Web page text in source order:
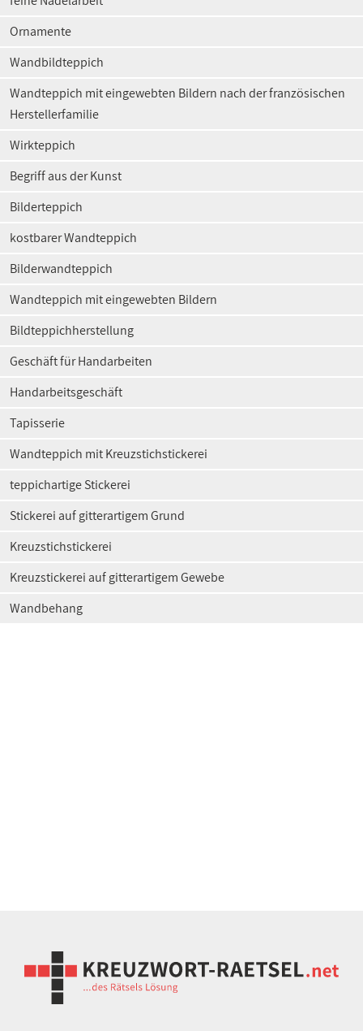
Ornamente
Wandbildteppich
Wandteppich mit eingewebten Bildern nach der französischen
Herstellerfamilie
Wirkteppich
Begriff aus der Kunst
Bilderteppich
kostbarer Wandteppich
Bilderwandteppich
Wandteppich mit eingewebten Bildern
Bildteppichherstellung
Geschäft für Handarbeiten
Handarbeitsgeschäft
Tapisserie
Wandteppich mit Kreuzstichstickerei
teppichartige Stickerei
Stickerei auf gitterartigem Grund
Kreuzstichstickerei
Kreuzstickerei auf gitterartigem Gewebe
Wandbehang